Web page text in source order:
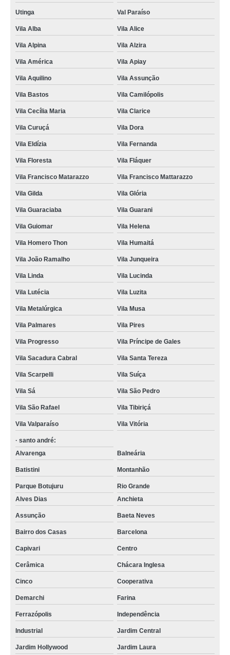
Utinga Val Paraíso
Vila Alba Vila Alice
Vila Alpina Vila Alzira
Vila América Vila Apiay
Vila Aquilino Vila Assunção
Vila Bastos Vila Camilópolis
Vila Cecília Maria Vila Clarice
Vila Curuçá Vila Dora
Vila Eldízia Vila Fernanda
Vila Floresta Vila Fláquer
Vila Francisco Matarazzo Vila Francisco Mattarazzo
Vila Gilda Vila Glória
Vila Guaraciaba Vila Guarani
Vila Guiomar Vila Helena
Vila Homero Thon Vila Humaitá
Vila João Ramalho Vila Junqueira
Vila Linda Vila Lucinda
Vila Lutécia Vila Luzita
Vila Metalúrgica Vila Musa
Vila Palmares Vila Pires
Vila Progresso Vila Príncipe de Gales
Vila Sacadura Cabral Vila Santa Tereza
Vila Scarpelli Vila Suíça
Vila Sá Vila São Pedro
Vila São Rafael Vila Tibiriçá
Vila Valparaíso Vila Vitória
· santo andré:
Alvarenga
Balneária
Batistini Montanhão
Parque Botujuru
Rio Grande
Alves Dias
Anchieta
Assunção Baeta Neves
Bairro dos Casas Barcelona
Capivari Centro
Cerâmica Chácara Inglesa
Cinco Cooperativa
Demarchi Farina
Ferrazópolis Independência
Industrial Jardim Central
Jardim Hollywood Jardim Laura